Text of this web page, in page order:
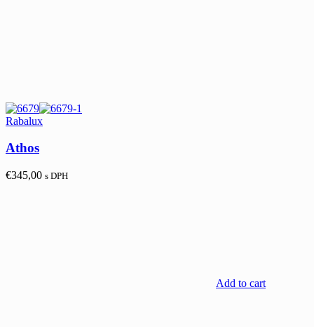
Rabalux
Athos
€345,00 s DPH
Add to cart